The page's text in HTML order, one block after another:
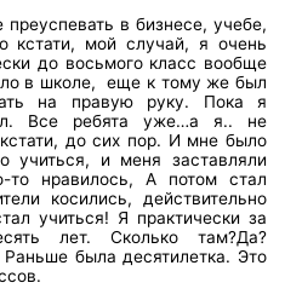
в бизнесе, учебе,
мой случай, я очень
до восьмого класс вообще
в школе, еще к тому же был
на правую руку. Пока я
Все ребята уже…а я.. не
до сих пор. И мне было
учиться, и меня заставляли
нравилось, А потом стал
косились, действительно
учиться! Я практически за
лет. Сколько там?Да?
Раньше была десятилетка. Это